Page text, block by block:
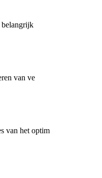
belangrijk
van ve
van het optim